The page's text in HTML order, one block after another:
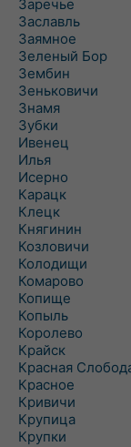
Заречье
Заславль
Заямное
Зеленый Бор
Зембин
Зеньковичи
Знамя
Зубки
Ивенец
Илья
Исерно
Карацк
Клецк
Княгинин
Козловичи
Колодищи
Комарово
Копище
Копыль
Королево
Крайск
Красная
Красное
Кривичи
Крупица
Крупки